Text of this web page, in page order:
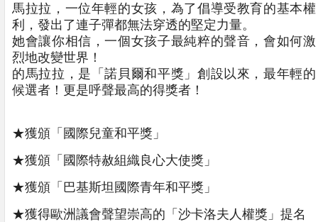
馬拉拉，一位年輕的女孩，為了倡導受教育的基本權
利，發出了連子彈都無法穿透的堅定力量。
她會讓你相信，一個女孩子最純粹的聲音，會如何激
烈地改變世界！
的馬拉拉，是「諾貝爾和平獎」創設以來，最年輕的
候選者！更是呼聲最高的得獎者！
★獲頒「國際兒童和平獎」
★獲頒「國際特赦組織良心大使獎」
★獲頒「巴基斯坦國際青年和平獎」
★獲得歐洲議會聲望崇高的「沙卡洛夫人權獎」提名